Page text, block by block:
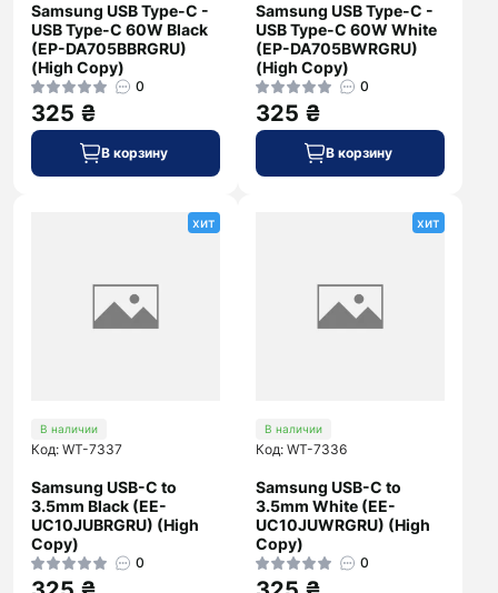
Samsung USB Type-C -
USB Type-C 60W Black
(EP-DA705BBRGRU)
(High Copy)
0
325 ₴
В корзину
Samsung USB Type-C -
USB Type-C 60W White
(EP-DA705BWRGRU)
(High Copy)
0
325 ₴
В корзину
хит
В наличии
Код: WT-7337
Samsung USB-C to
3.5mm Black (EE-
UC10JUBRGRU) (High
Copy)
0
хит
В наличии
Код: WT-7336
Samsung USB-C to
3.5mm White (EE-
UC10JUWRGRU) (High
Copy)
0